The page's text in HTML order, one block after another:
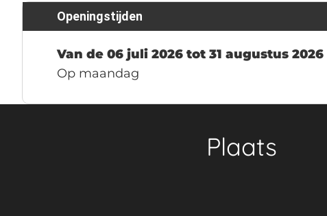
Openingstijden
Van de 06 juli 2026 tot 31 augustus 2026
Op maandag
Plaats